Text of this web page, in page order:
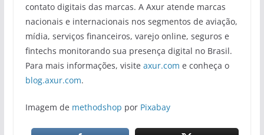
contato digitais das marcas. A Axur atende marcas
nacionais e internacionais nos segmentos de aviação,
mídia, serviços financeiros, varejo online, seguros e
fintechs monitorando sua presença digital no Brasil.
Para mais informações, visite axur.com e conheça o
blog.axur.com.
Imagem de methodshop por Pixabay